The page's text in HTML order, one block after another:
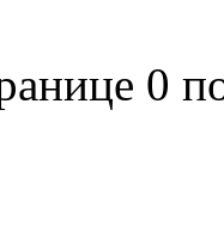
0